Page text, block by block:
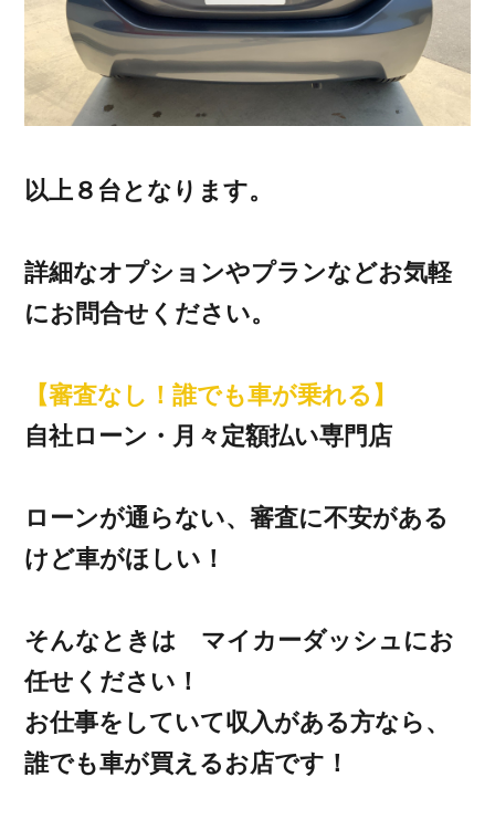
以上８台となります。
詳細なオプションやプランなどお気軽
にお問合せください。
【審査なし！誰でも車が乗れる】
自社ローン・月々定額払い専門店
ローンが通らない、審査に不安がある
けど車がほしい！
そんなときは マイカーダッシュにお
任せください！
お仕事をしていて収入がある方なら、
誰でも車が買えるお店です！